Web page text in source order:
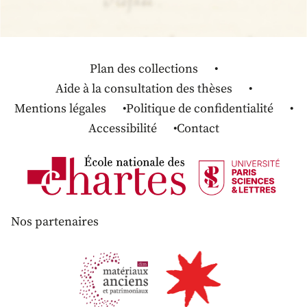
Plan des collections
Aide à la consultation des thèses
Mentions légales
Politique de confidentialité
Accessibilité
Contact
Nos partenaires